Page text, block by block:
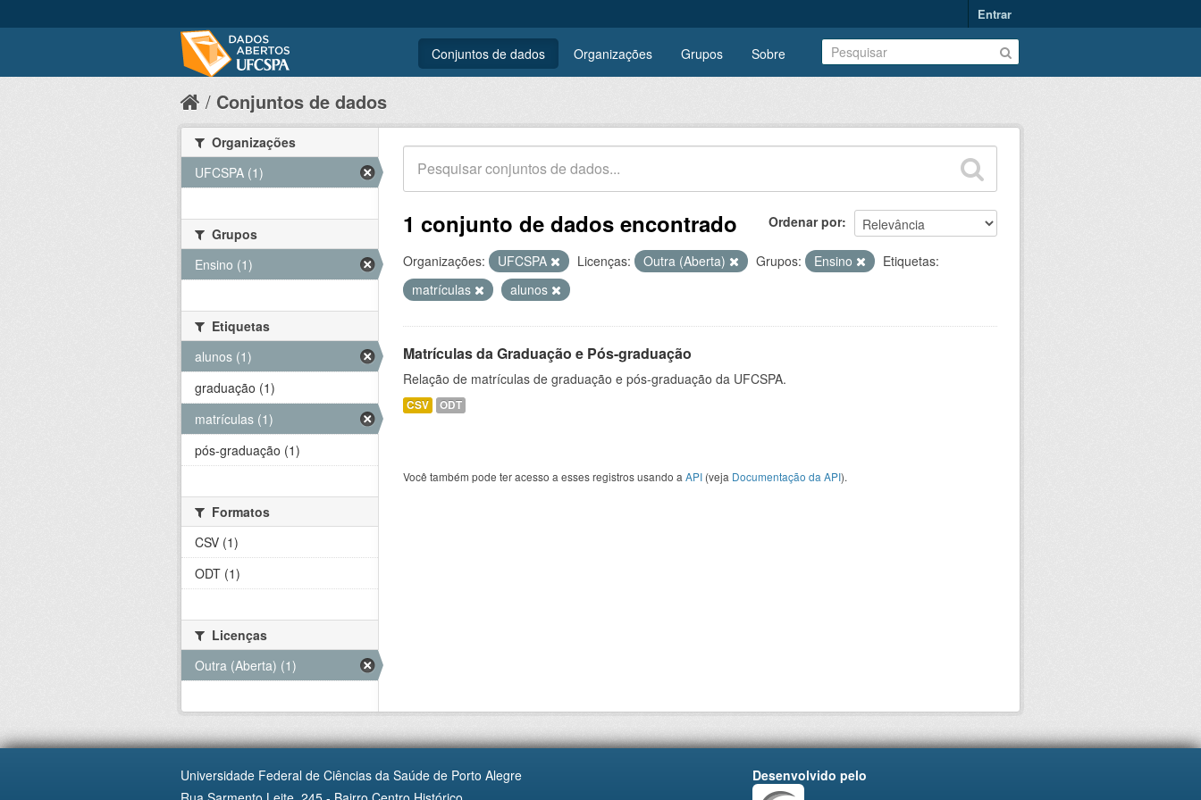
Entrar
Conjuntos de dados Organizações Grupos Sobre
Conjuntos de dados
Ordenar por
1 conjunto de dados encontrado
Organizações: UFCSPA Licenças: Outra (Aberta) Grupos: Ensino
Etiquetas:
matrículas
alunos
Matrículas da Graduação e Pós-graduação
Relação de matrículas de graduação e pós-graduação da UFCSPA.
CSV ODT
Você também pode ter acesso a esses registros usando a API (veja Documentação da API).
Organizações
UFCSPA (1)
Grupos
Ensino (1)
Etiquetas
alunos (1)
graduação (1)
matrículas (1)
pós-graduação (1)
Formatos
CSV (1)
ODT (1)
Licenças
Outra (Aberta) (1)
Universidade Federal de Ciências da Saúde de Porto Alegre
Desenvolvido pelo